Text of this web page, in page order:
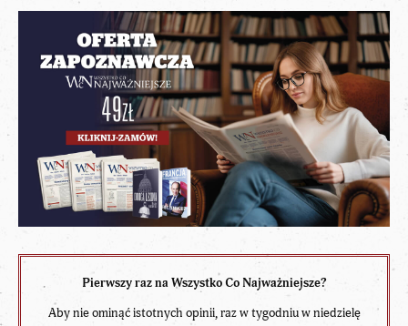
Pierwszy raz na Wszystko Co Najważniejsze?
Aby nie ominąć istotnych opinii, raz w tygodniu w niedzielę